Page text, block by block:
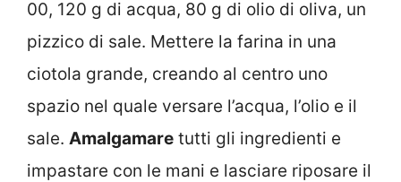
00, 120 g di acqua, 80 g di olio di oliva, un
pizzico di sale. Mettere la farina in una
ciotola grande, creando al centro uno
spazio nel quale versare l’acqua, l’olio e il
sale. Amalgamare tutti gli ingredienti e
impastare con le mani e lasciare riposare il